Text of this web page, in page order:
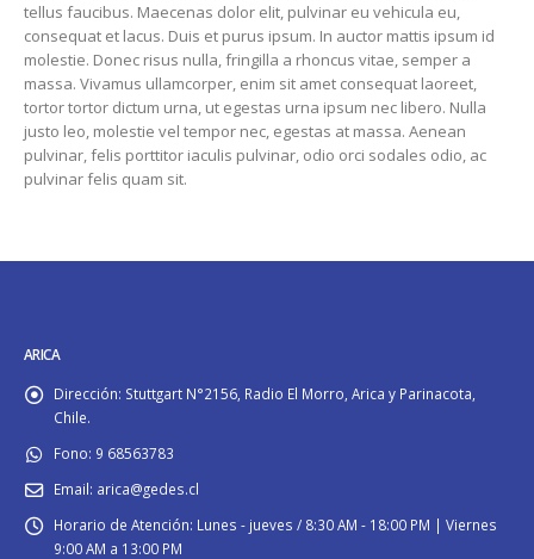
tellus faucibus. Maecenas dolor elit, pulvinar eu vehicula eu,
consequat et lacus. Duis et purus ipsum. In auctor mattis ipsum id
molestie. Donec risus nulla, fringilla a rhoncus vitae, semper a
massa. Vivamus ullamcorper, enim sit amet consequat laoreet,
tortor tortor dictum urna, ut egestas urna ipsum nec libero. Nulla
justo leo, molestie vel tempor nec, egestas at massa. Aenean
pulvinar, felis porttitor iaculis pulvinar, odio orci sodales odio, ac
pulvinar felis quam sit.
ARICA
Dirección: Stuttgart N°2156, Radio El Morro, Arica y Parinacota,
Chile.
Fono: 9 68563783
Email: arica@gedes.cl
Horario de Atención: Lunes - jueves / 8:30 AM - 18:00 PM | Viernes
9:00 AM a 13:00 PM